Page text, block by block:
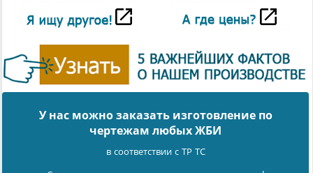
У нас можно заказать изготовление по
чертежам любых ЖБИ
в соответствии с ТР ТС